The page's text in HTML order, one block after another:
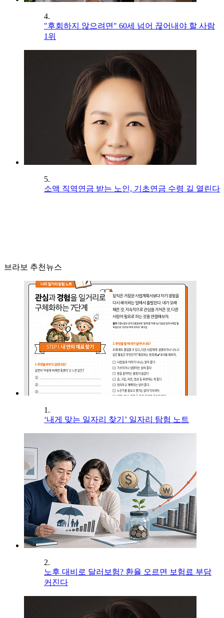
4.
"후회하지 않으려면" 60세 넘어 끊어내야 할 사람
1위
5.
소액 직역연금 받는 노인, 기초연금 수령 길 열린다
브라보 추천뉴스
1.
‘내게 맞는 일자리 찾기’ 일자리 탐험 노트
2.
노후 대비로 달러보험? 환율 오르면 보험료 부담
커진다